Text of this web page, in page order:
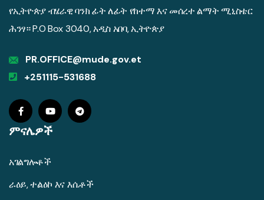
የኢትዮጵያ ብሄራዊ ባንክ ፊት ለፊት የከተማ እና መሰረተ ልማት ሚኒስቴር
ሕንፃ። P.O Box 3040, አዲስ አበባ, ኢትዮጵያ
PR.OFFICE@mude.gov.et
+251115-531688
ምናሌዎች
አገልግሎቶች
ራዕይ, ተልዕኮ እና እሴቶች